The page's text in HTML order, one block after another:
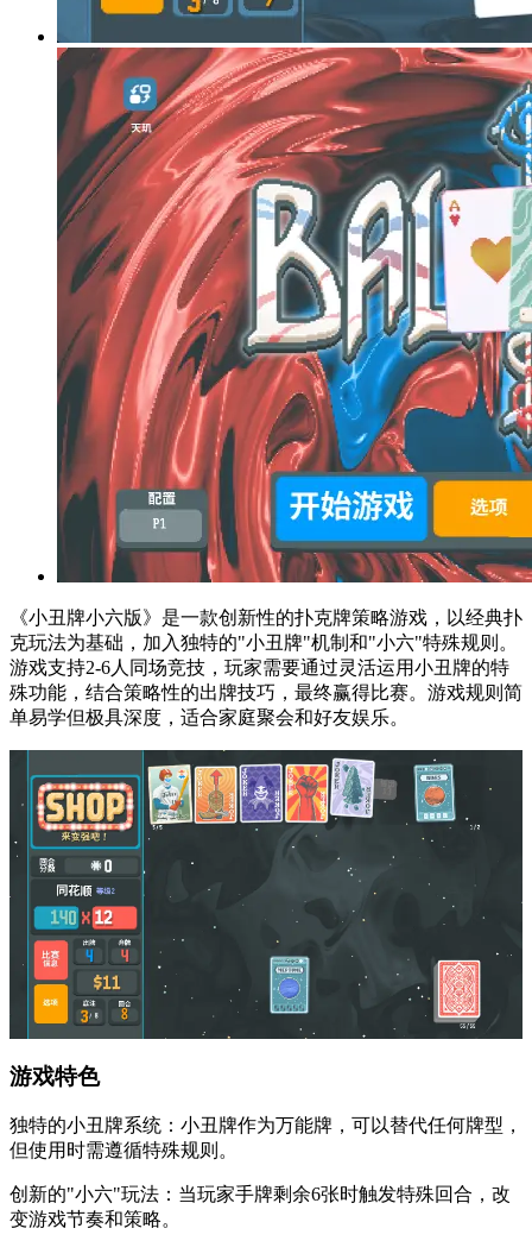
《小丑牌小六版》是一款创新性的扑克牌策略游戏，以经典扑
克玩法为基础，加入独特的"小丑牌"机制和"小六"特殊规则。
游戏支持2-6人同场竞技，玩家需要通过灵活运用小丑牌的特
殊功能，结合策略性的出牌技巧，最终赢得比赛。游戏规则简
单易学但极具深度，适合家庭聚会和好友娱乐。
​​游戏特色​​
​​独特的小丑牌系统​​：小丑牌作为万能牌，可以替代任何牌型，
但使用时需遵循特殊规则。
​​创新的"小六"玩法​​：当玩家手牌剩余6张时触发特殊回合，改
变游戏节奏和策略。